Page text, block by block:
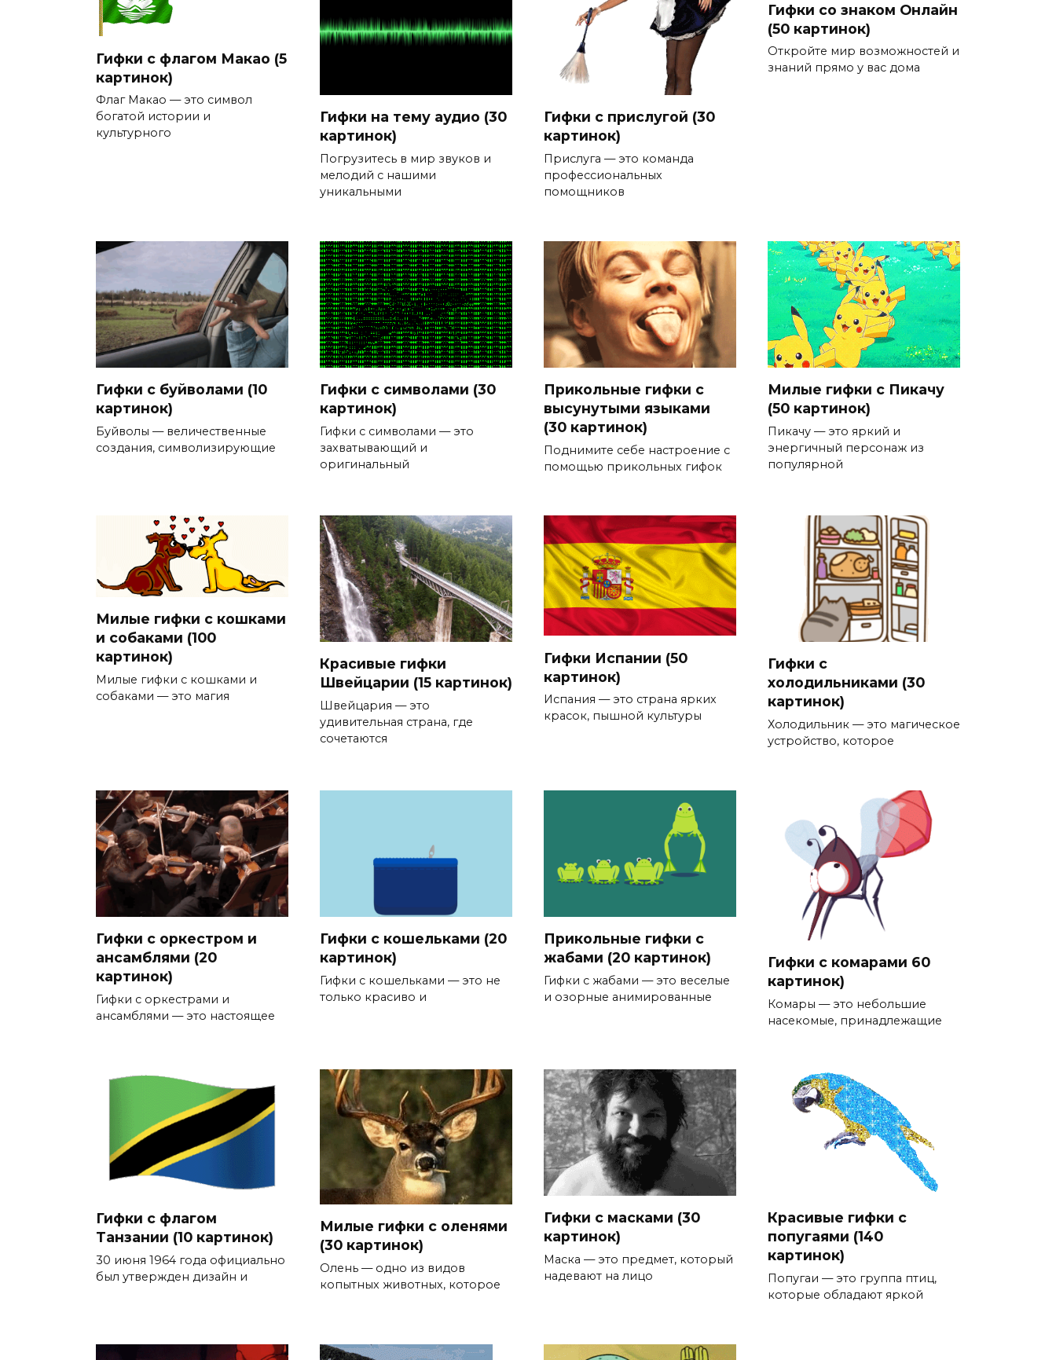
Гифки с флагом Макао (5
картинок)
Флаг Макао — это символ
богатой истории и
культурного
Гифки на тему аудио (30
картинок)
Погрузитесь в мир звуков и
мелодий с нашими
уникальными
Гифки с прислугой (30
картинок)
Прислуга — это команда
профессиональных
помощников
Гифки со знаком Онлайн
(50 картинок)
Откройте мир возможностей и
знаний прямо у вас дома
Гифки с буйволами (10
картинок)
Буйволы — величественные
создания, символизирующие
Гифки с символами (30
картинок)
Гифки с символами — это
захватывающий и
оригинальный
Прикольные гифки с
высунутыми языками
(30 картинок)
Поднимите себе настроение с
помощью прикольных гифок
Милые гифки с Пикачу
(50 картинок)
Пикачу — это яркий и
энергичный персонаж из
популярной
Милые гифки с кошками
и собаками (100
картинок)
Милые гифки с кошками и
собаками — это магия
Красивые гифки
Швейцарии (15 картинок)
Швейцария — это
удивительная страна, где
сочетаются
Гифки Испании (50
картинок)
Испания — это страна ярких
красок, пышной культуры
Гифки с
холодильниками (30
картинок)
Холодильник — это магическое
устройство, которое
Гифки с оркестром и
ансамблями (20
картинок)
Гифки с оркестрами и
ансамблями — это настоящее
Гифки с кошельками (20
картинок)
Гифки с кошельками — это не
только красиво и
Прикольные гифки с
жабами (20 картинок)
Гифки с жабами — это веселые
и озорные анимированные
Гифки с комарами 60
картинок)
Комары — это небольшие
насекомые, принадлежащие
Гифки с флагом
Танзании (10 картинок)
30 июня 1964 года официально
был утвержден дизайн и
Милые гифки с оленями
(30 картинок)
Олень — одно из видов
копытных животных, которое
Гифки с масками (30
картинок)
Маска — это предмет, который
надевают на лицо
Красивые гифки с
попугаями (140
картинок)
Попугаи — это группа птиц,
которые обладают яркой